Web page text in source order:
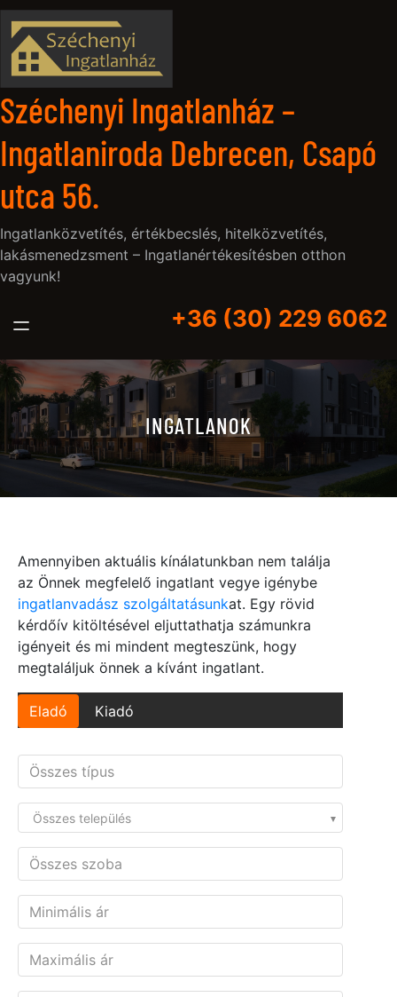
Ugrás
tartalomhoz
Széchenyi Ingatlanház –
Ingatlaniroda Debrecen, Csapó
utca 56.
Ingatlanközvetítés, értékbecslés, hitelközvetítés,
lakásmenedzsment – Ingatlanértékesítésben otthon
vagyunk!
+36 (30) 229 6062
INGATLANOK
Amennyiben aktuális kínálatunkban nem találja
az Önnek megfelelő ingatlant vegye igénybe
ingatlanvadász szolgáltatásunkat. Egy rövid
kérdőív kitöltésével eljuttathatja számunkra
igényeit és mi mindent megteszünk, hogy
megtaláljuk önnek a kívánt ingatlant.
Eladó Kiadó
Összes település